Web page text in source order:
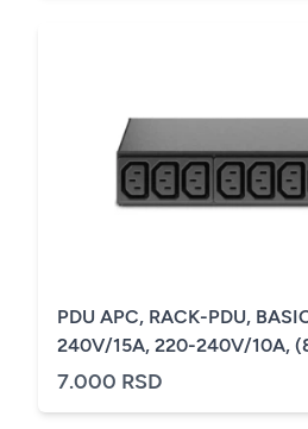
PDU APC, RACK-PDU,
240V/15A, 220-240V/10A,
7.000 RSD